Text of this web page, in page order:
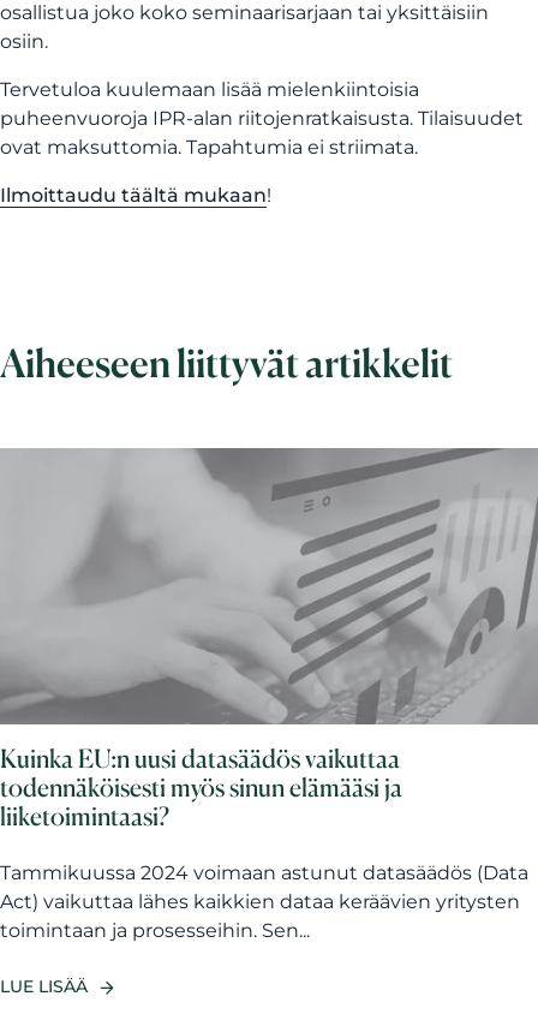
osallistua joko koko seminaarisarjaan tai yksittäisiin
osiin.
Tervetuloa kuulemaan lisää mielenkiintoisia
puheenvuoroja IPR-alan riitojenratkaisusta. Tilaisuudet
ovat maksuttomia. Tapahtumia ei striimata.
Ilmoittaudu täältä mukaan!
Aiheeseen liittyvät artikkelit
Kuinka EU:n uusi datasäädös vaikuttaa
todennäköisesti myös sinun elämääsi ja
liiketoimintaasi?
Tammikuussa 2024 voimaan astunut datasäädös (Data
Act) vaikuttaa lähes kaikkien dataa keräävien yritysten
toimintaan ja prosesseihin. Sen...
LUE LISÄÄ